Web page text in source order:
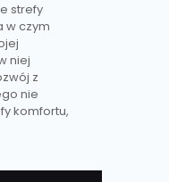
strefy
w czym
niej
z
nie
komfortu,